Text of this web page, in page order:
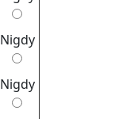
Nigdy
Nigdy